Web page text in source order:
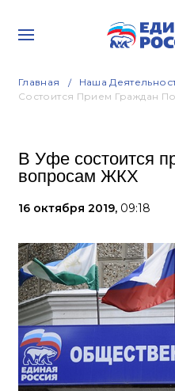
Главная Наша
Состоится Прием Граждан
В Уфе состоится
вопросам ЖКХ
16 октября 2019, 09:18